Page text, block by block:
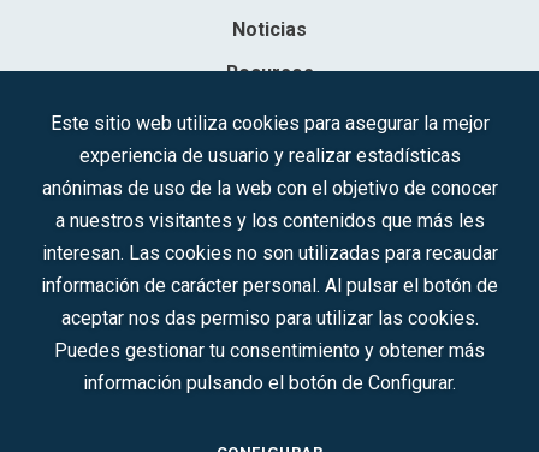
Noticias
Recursos
Contacto
Sociedad Mercantil Estatal para la Gestión de la Innovación y las
C.I.F.: A-81/874.984
Síguenos en redes sociales:
CONTACTO
Este sitio web utiliza cookies para asegurar la mejor
experiencia de usuario y realizar estadísticas
anónimas de uso de la web con el objetivo de conocer
a nuestros visitantes y los contenidos que más les
interesan. Las cookies no son utilizadas para recaudar
información de carácter personal. Al pulsar el botón de
aceptar nos das permiso para utilizar las cookies.
Puedes gestionar tu consentimiento y obtener más
información pulsando el botón de Configurar.